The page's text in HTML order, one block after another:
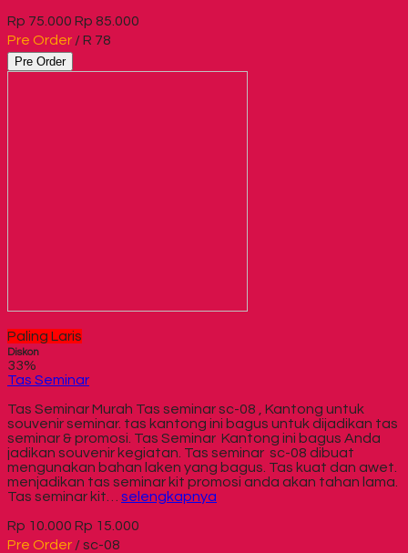
Rp 75.000 Rp 85.000
Pre Order / R 78
Pre Order
Paling Laris
Diskon
33%
Tas Seminar
Tas Seminar Murah Tas seminar sc-08 , Kantong untuk
souvenir seminar. tas kantong ini bagus untuk dijadikan tas
seminar & promosi. Tas Seminar Kantong ini bagus Anda
jadikan souvenir kegiatan. Tas seminar sc-08 dibuat
mengunakan bahan laken yang bagus. Tas kuat dan awet.
menjadikan tas seminar kit promosi anda akan tahan lama.
Tas seminar kit… selengkapnya
Rp 10.000 Rp 15.000
Pre Order / sc-08